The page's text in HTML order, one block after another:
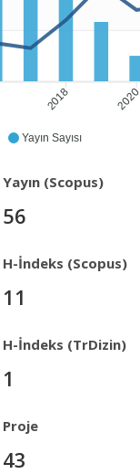
Yayın Sayısı
2018 2020
Yayın (Scopus)
56
H-İndeks (Scopus)
11
H-İndeks (TrDizin)
1
Proje
43